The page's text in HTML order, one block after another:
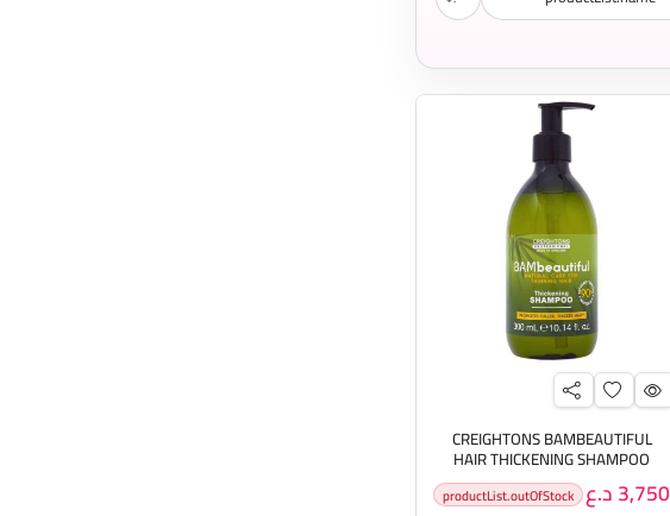
CREIGHTONS BAMBEAUTIFUL
HAIR THICKENING SHAMPOO
300ML كريتونز شامبو مكثف للشعر
الخفيف 3,750 د.ع productList.outOfStock